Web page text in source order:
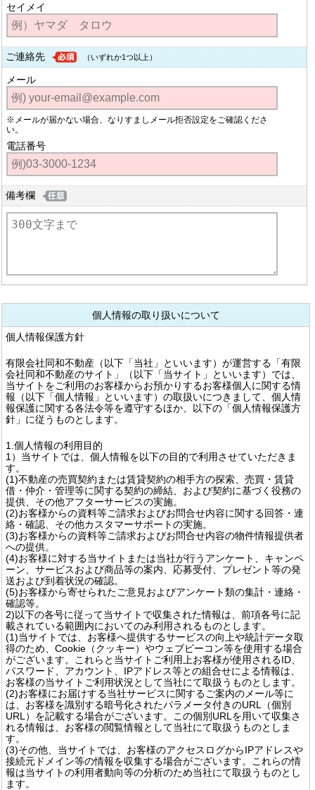
セイメイ
ご連絡先 （いずれか1つ以上）
メール
※メールが届かない場合、なりすましメール拒否設定をご確認くださ
い。
電話番号
備考欄
個人情報の取り扱いについて
個人情報保護方針
有限会社同和不動産（以下「当社」といいます）が運営する「有限
会社同和不動産のサイト」（以下「当サイト」といいます）では、
当サイトをご利用のお客様からお預かりするお客様個人に関する情
報（以下「個人情報」といいます）の取扱いにつきまして、個人情
報保護に関する各法令等を遵守するほか、以下の「個人情報保護方
針」に従うものとします。
1.個人情報の利用目的
1）当サイトでは、個人情報を以下の目的で利用させていただきま
す。
(1)不動産の売買契約または賃貸契約の相手方の探索、売買・賃貸
借・仲介・管理等に関する契約の締結、および契約に基づく役務の
提供、その他アフターサービスの実施。
(2)お客様からの資料等ご請求およびお問合せ内容に関する回答・連
絡・確認、その他カスタマーサポートの実施。
(3)お客様からの資料等ご請求およびお問合せ内容の物件情報提供者
への提供。
(4)お客様に対する当サイトまたは当社が行うアンケート、キャンペ
ーン、サービスおよび商品等の案内、応募受付、プレゼント等の発
送および到着状況の確認。
(5)お客様から寄せられたご意見およびアンケート類の集計・連絡・
確認等。
2)以下の各号に従って当サイトで収集された情報は、前項各号に記
載されている範囲内においてのみ利用されるものとします。
(1)当サイトでは、お客様へ提供するサービスの向上や統計データ取
得のため、Cookie（クッキー）やウェブビーコン等を使用する場合
がございます。これらと当サイトご利用上お客様が使用されるID、
パスワード、アカウント、IPアドレス等との組合せによる情報は、
お客様の当サイトご利用状況として当社にて取扱うものとします。
(2)お客様にお届けする当社サービスに関するご案内のメール等に
は、お客様を識別する暗号化されたパラメータ付きのURL（個別
URL）を記載する場合がございます。この個別URLを用いて収集さ
れる情報は、お客様の閲覧情報として当社にて取扱うものとしま
す。
(3)その他、当サイトでは、お客様のアクセスログからIPアドレスや
接続元ドメイン等の情報を収集する場合がございます。これらの情
報は当サイトの利用者動向等の分析のため当社にて取扱うものとし
ます。